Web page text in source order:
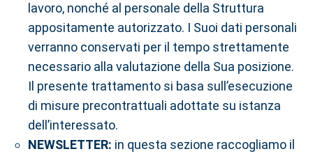
lavoro, nonché al personale della Struttura
appositamente autorizzato. I Suoi dati personali
verranno conservati per il tempo strettamente
necessario alla valutazione della Sua posizione.
Il presente trattamento si basa sull’esecuzione
di misure precontrattuali adottate su istanza
dell’interessato.
NEWSLETTER: in questa sezione raccogliamo il